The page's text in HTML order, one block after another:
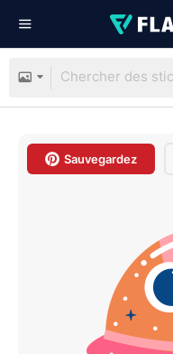
Sauvegardez